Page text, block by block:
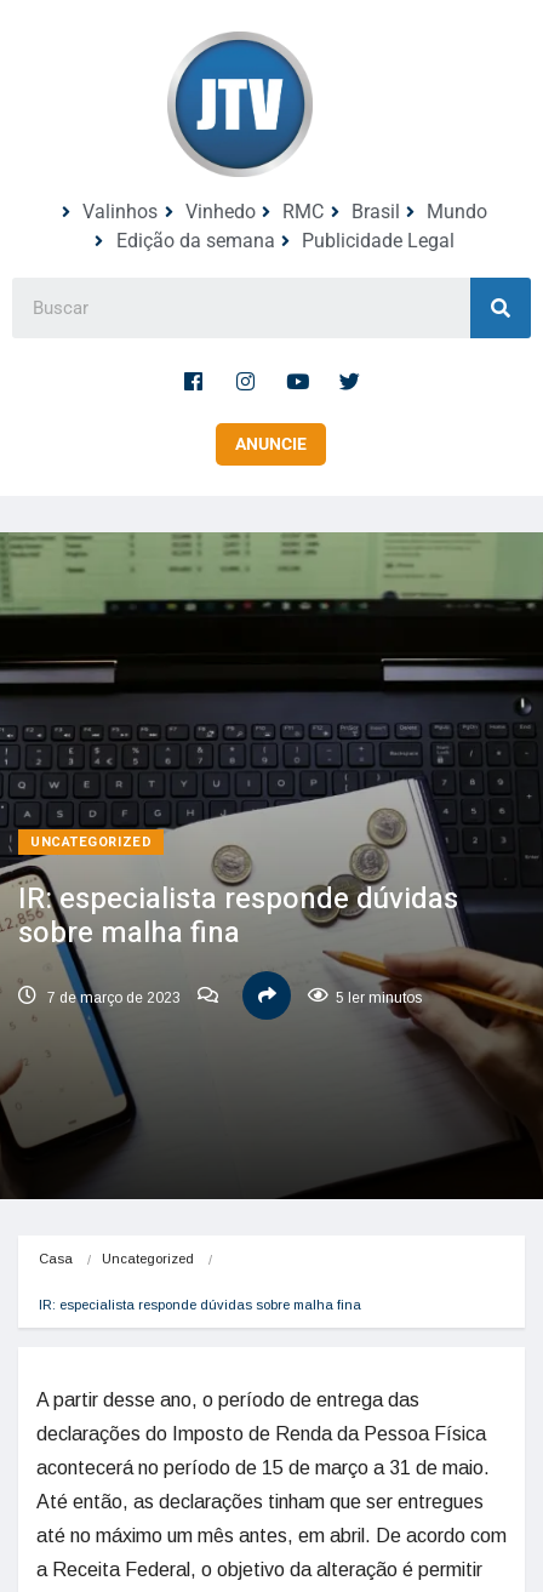
Valinhos Vinhedo RMC Brasil
Mundo
Edição da semana
Publicidade Legal
ANUNCIE
UNCATEGORIZED
IR: especialista responde dúvidas
sobre malha fina
7 de março de 2023 5 ler minutos
Casa Uncategorized
IR: especialista responde dúvidas sobre malha fina
A partir desse ano, o período de entrega das
declarações do Imposto de Renda da Pessoa Física
acontecerá no período de 15 de março a 31 de maio.
Até então, as declarações tinham que ser entregues
até no máximo um mês antes, em abril. De acordo com
a Receita Federal, o objetivo da alteração é permitir